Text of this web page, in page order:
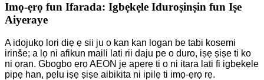
Imọ-ẹrọ fun Ifarada: Igbẹkẹle Iduroṣinṣin fun Iṣe
Aiyeraye
A idojukọ lori diẹ ẹ sii ju o kan kan logan be tabi kosemi
irinše; a lọ ni afikun maili lati rii daju pe o duro, iṣẹ ṣiṣe ti ko
ni ọran. Gbogbo ẹrọ AEON jẹ apẹrẹ ti o ni itara lati fi igbẹkẹle
pipẹ han, pẹlu iṣẹ ṣiṣe aibikita ni ipilẹ ti imọ-ẹrọ rẹ.